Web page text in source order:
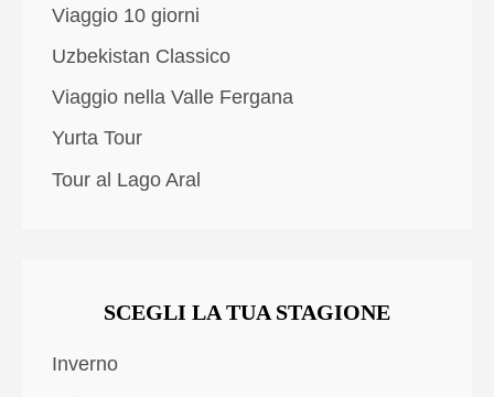
Viaggio 10 giorni
Uzbekistan Classico
Viaggio nella Valle Fergana
Yurta Tour
Tour al Lago Aral
SCEGLI LA TUA STAGIONE
Inverno